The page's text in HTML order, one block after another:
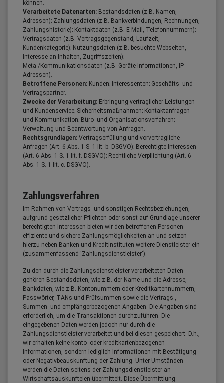
können.
Verarbeitete Datenarten: Bestandsdaten (z.B. Namen,
Adressen); Zahlungsdaten (z.B. Bankverbindungen, Rechnungen,
Zahlungshistorie); Kontaktdaten (z.B. E-Mail, Telefonnummern);
Vertragsdaten (z.B. Vertragsgegenstand, Laufzeit,
Kundenkategorie); Nutzungsdaten (z.B. besuchte Webseiten,
Interesse an Inhalten, Zugriffszeiten);
Meta-/Kommunikationsdaten (z.B. Geräte-Informationen, IP-
Adressen).
Betroffene Personen: Kunden; Interessenten; Geschäfts- und
Vertragspartner.
Zwecke der Verarbeitung: Erbringung vertraglicher Leistungen
und Kundenservice; Sicherheitsmaßnahmen; Kontaktanfragen
und Kommunikation; Büro- und Organisationsverfahren;
Verwaltung und Beantwortung von Anfragen.
Rechtsgrundlagen: Vertragserfüllung und vorvertragliche
Anfragen (Art. 6 Abs. 1 S. 1 lit. b. DSGVO); Berechtigte Interessen
(Art. 6 Abs. 1 S. 1 lit. f. DSGVO); Rechtliche Verpflichtung (Art. 6
Abs. 1 S. 1 lit. c. DSGVO).
Zahlungsverfahren
Im Rahmen von Vertrags- und sonstigen Rechtsbeziehungen,
aufgrund gesetzlicher Pflichten oder sonst auf Grundlage unserer
berechtigten Interessen bieten wir den betroffenen Personen
effiziente und sichere Zahlungsmöglichkeiten an und setzen
hierzu neben Banken und Kreditinstituten weitere Dienstleister ein
(zusammenfassend 'Zahlungsdienstleister').
Zu den durch die Zahlungsdienstleister verarbeiteten Daten
gehören Bestandsdaten, wie z.B. der Name und die Adresse,
Bankdaten, wie z.B. Kontonummern oder Kreditkartennummern,
Passwörter, TANs und Prüfsummen sowie die Vertrags-,
Summen- und empfängerbezogenen Angaben. Die Angaben sind
erforderlich, um die Transaktionen durchzuführen. Die
eingegebenen Daten werden jedoch nur durch die
Zahlungsdienstleister verarbeitet und bei diesen gespeichert. D.h.,
wir erhalten keine konto- oder kreditkartenbezogenen
Informationen, sondern lediglich Informationen mit Bestätigung
oder Negativbeauskunftung der Zahlung. Unter Umständen
werden die Daten seitens der Zahlungsdienstleister an
Wirtschaftsauskunfteien übermittelt. Diese Übermittlung